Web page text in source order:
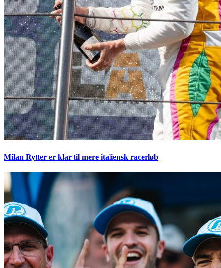
Milan Rytter er klar til mere italiensk racerløb